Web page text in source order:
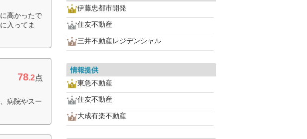
高かったで
入ってま
78.2点
病院やスー
伊藤忠都市開発
住友不動産
三井不動産レジデンシャル
情報提供
東急不動産
住友不動産
大成有楽不動産